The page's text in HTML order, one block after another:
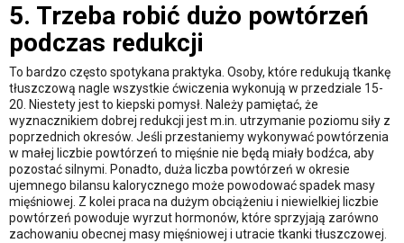
5. Trzeba robić dużo powtórzeń
podczas redukcji
To bardzo często spotykana praktyka. Osoby, które redukują tkankę
tłuszczową nagle wszystkie ćwiczenia wykonują w przedziale 15-
20. Niestety jest to kiepski pomysł. Należy pamiętać, że
wyznacznikiem dobrej redukcji jest m.in. utrzymanie poziomu siły z
poprzednich okresów. Jeśli przestaniemy wykonywać powtórzenia
w małej liczbie powtórzeń to mięśnie nie będą miały bodźca, aby
pozostać silnymi. Ponadto, duża liczba powtórzeń w okresie
ujemnego bilansu kalorycznego może powodować spadek masy
mięśniowej. Z kolei praca na dużym obciążeniu i niewielkiej liczbie
powtórzeń powoduje wyrzut hormonów, które sprzyjają zarówno
zachowaniu obecnej masy mięśniowej i utracie tkanki tłuszczowej.